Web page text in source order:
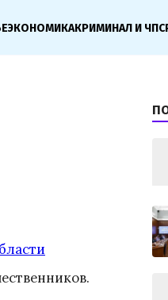
ЭКОНОМИКАКРИМИНАЛ И ЧП